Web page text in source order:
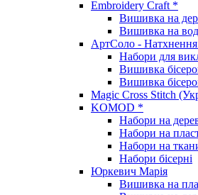
Embroidery Craft *
Вишивка на
Вишивка на
АртСоло -
Набори для
Вишивка
Вишивка
Magic Cross Stitch
KOMOD *
Набори на
Набори на
Набори на
Набори бісерні
Юркевич Марія
Вишивка на